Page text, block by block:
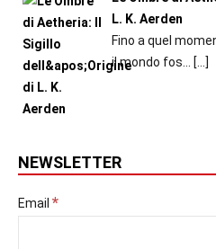
L. K. Aerden
Fino a quel
il mondo fos...
[…]
NEWSLETTER
Email *